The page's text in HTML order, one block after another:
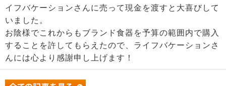
イフバケーションさんに売って現金を渡すと大喜びして
いました。
お陰様でこれからもブランド食器を予算の範囲内で購入
することを許してもらえたので、ライフバケーションさ
んには心より感謝申し上げます！